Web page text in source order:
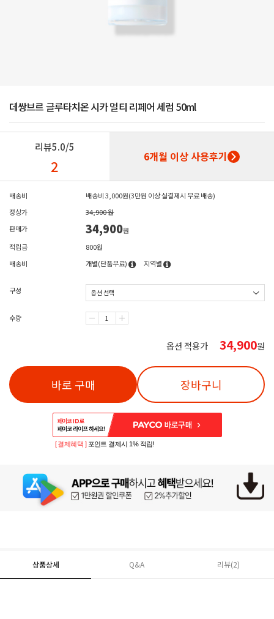
데쌍브르 글루타치온 시카 멀티 리페어 세럼 50ml
리뷰5.0/5
2 6개월 이상 사용후기
배송비
배송비 3,000원(3만원 이상 실결제시 무료 배송)
정상가
34,900 원
판매가
34,900원
적립금
800원
배송비
개별(단품무료) 지역별
구성
수량
옵션 적용가 34,900원
바로 구매 장바구니
[ 결제혜택 ] 포인트 결제시 1% 적립!
상품상세 Q&A 리뷰(2)